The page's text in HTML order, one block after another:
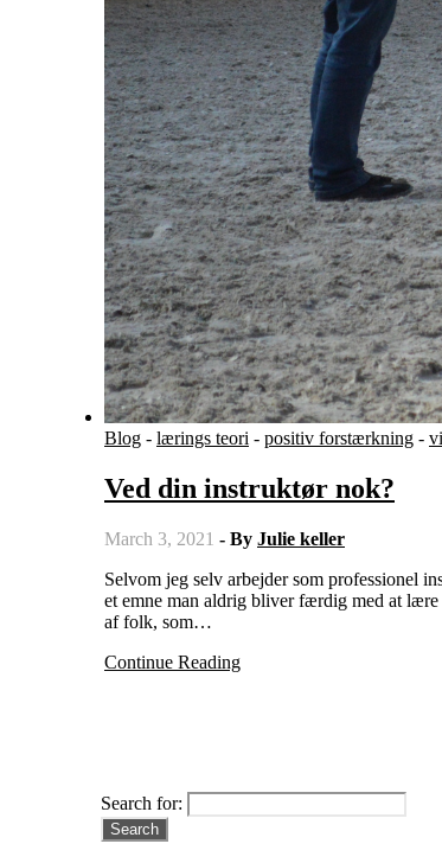
Blog - lærings teori - positiv forstærkning -
Ved din instruktør nok?
March 3, 2021 - By Julie keller
Selvom jeg selv arbejder som professionel instruktør, så elsker jeg at tage kurser og få undervisning af andre instruktører. Heste er
et emne man aldrig bliver færdig med at
af folk, som…
Continue Reading
Search for: